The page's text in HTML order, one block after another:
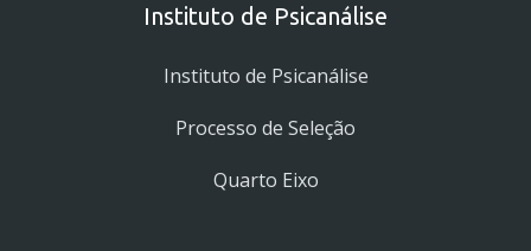
Instituto de Psicanálise
Instituto de Psicanálise
Processo de Seleção
Quarto Eixo